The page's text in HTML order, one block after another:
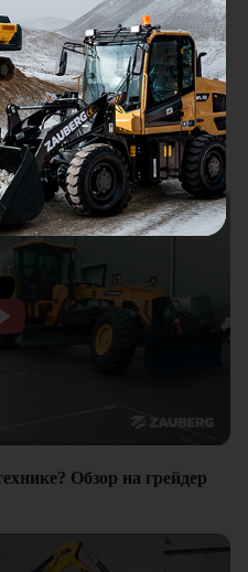
отзывы
соотношение цены и
отношение к
Обзор на грейдер